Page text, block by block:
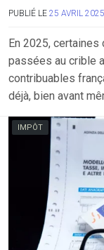
PUBLIÉ LE 25 AVRIL 2025
En 2025, certaines
passées au crible
contribuables
déjà, bien avant
IMPÔT